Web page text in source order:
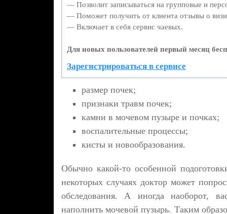
— Позволит записываться на групповые и
— Поможет получить от клиента отзывы о
— Включает в себя сервис чаевых.
Для новых пользователей первый месяц
Зарегистрироваться в сервисе
размер почек;
признаки травм почек;
камни в мочевом пузыре и почках;
воспалительные процессы;
кисты и новообразования.
Обычно какой-то особенной
некоторых случаях доктор может
обследования. А иногда наоборот,
наполнить мочевой пузырь. Таким